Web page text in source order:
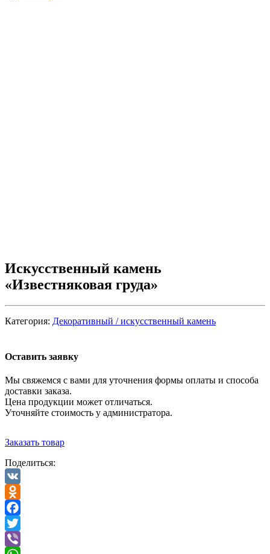
Искусственный камень
«Известняковая груда»
Категория: Декоративный / искусственный камень
Оставить заявку
Мы свяжемся с вами для уточнения формы оплаты и способа
доставки заказа.
Цена продукции может отличаться.
Уточняйте стоимость у администратора.
Заказать товар
Поделиться:
VK
Odnoklassniki
Facebook
Twitter